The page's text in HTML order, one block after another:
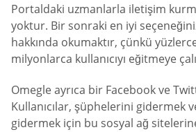
Portaldaki uzmanlarla iletişim
yoktur. Bir sonraki en iyi
hakkında okumaktır, çünkü
milyonlarca kullanıcıyı eğitmeye
Omegle ayrıca bir Facebook ve
Kullanıcılar, şüphelerini gidermek
gidermek için bu sosyal ağ